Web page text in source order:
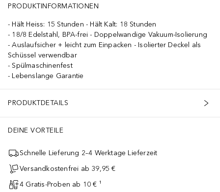
PRODUKTINFORMATIONEN
Hält Heiss: 15 Stunden - Hält Kalt: 18 Stunden
18/8 Edelstahl, BPA-frei - Doppelwandige Vakuum-Isolierung
Auslaufsicher + leicht zum Einpacken - Isolierter Deckel als
Schüssel verwendbar
Spülmaschinenfest
Lebenslange Garantie
PRODUKTDETAILS
DEINE VORTEILE
Schnelle Lieferung 2–4 Werktage Lieferzeit
Versandkostenfrei ab 39,95 €
4 Gratis-Proben ab 10 € ¹